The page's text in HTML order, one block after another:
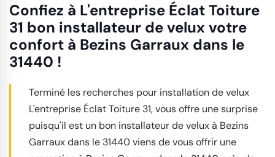
Confiez à L'entreprise Éclat Toiture
31 bon installateur de velux votre
confort à Bezins Garraux dans le
31440 !
Terminé les recherches pour installation de velux
L'entreprise Éclat Toiture 31, vous offre une surprise
puisqu'il est un bon installateur de velux à Bezins
Garraux dans le 31440 viens de vous offrir une